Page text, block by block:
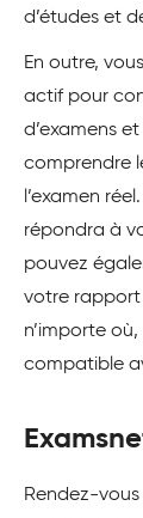
d’études et
En outre,
actif pour
d’examens
comprendre
l’examen
répondra à
pouvez
votre rapport
n’importe
compatible
Rendez-vous